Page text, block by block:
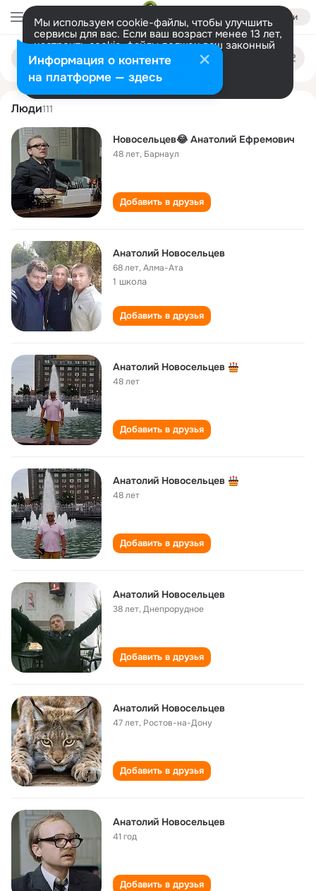
Войти
Мы используем cookie-файлы, чтобы улучшить
сервисы для вас. Если ваш возраст менее 13 лет,
настроить cookie-файлы должен ваш законный
представитель. Больше информации
Разрешить все Настроить
Поиск
людям
anatoliy novoseltsev
Люди111
Новосельцев😂 Анатолий Ефремович
48 лет, Барнаул
Добавить в друзья
Анатолий Новосельцев
68 лет,Алма-Ата
1 школа
Добавить в друзья
Анатолий Новосельцев
48 лет
Добавить в друзья
Анатолий Новосельцев
48 лет
Добавить в друзья
Анатолий Новосельцев
38 лет,Днепрорудное
Добавить в друзья
Анатолий Новосельцев
47 лет, Ростов-на-Дону
Добавить в друзья
Анатолий Новосельцев
41 год
Добавить в друзья
Информация о контенте
на платформе — здесь